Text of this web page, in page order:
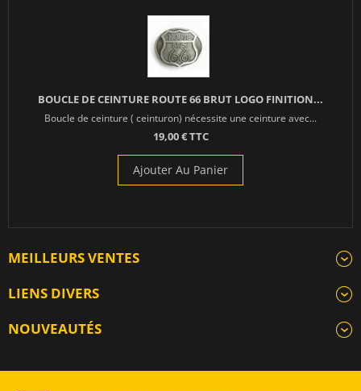
BOUCLE DE CEINTURE ROUTE 66 BRUT LOGO FINITION...
Boucle de ceinture ( ceinturon) nécessite une ceinture avec...
19,00 € TTC
Ajouter Au Panier
MEILLEURS VENTES
LIENS DIVERS
NOUVEAUTÉS